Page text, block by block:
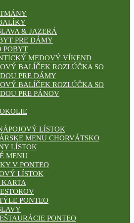
& JAZERÁ
PRE DÁMY
POBYT
MEDOVÝ VÍKEND
BALÍČEK ROZLÚČKA SO
PRE DÁMY
BALÍČEK ROZLÚČKA SO
PRE PÁNOV
LÍSTOK
MENU CHORVÁTSKO
LÍSTOK
MENU
V PONTEO
LÍSTOK
PONTEO
PONTEO